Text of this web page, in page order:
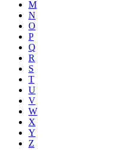
M
N
O
P
Q
R
S
T
U
V
W
X
Y
Z